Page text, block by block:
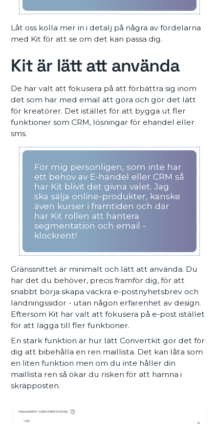
Låt oss kolla mer in i detalj på några av fördelarna
med Kit för att se om det kan passa dig.
Kit är lätt att använda
De har valt att fokusera på att förbättra sig inom
det som har med email att göra och gör det lätt
för kreatörer. Det istället för att bygga ut fler
funktioner som CRM, lösningar för ehandel eller
sms.
För mig personligen, som inte har
ett behov av E-handel eller CRM så
har Kit blivit det givna valet. Jag
ska sälja online-produkter, kanske
även kurser i framtiden och där
har Kit rollen att hantera
segmentation och email -
klockrent!
Gränssnittet är minimalt och lätt att använda. Du
har det du behöver, precis framför dig, för att
snabbt börja skapa vackra e-postnyhetsbrev och
landningssidor - utan någon erfarenhet av design.
Eftersom Kit har valt att fokusera på e-post istället
för att lägga till fler funktioner.
En stark funktion är hur lätt Convertkit gör det för
dig att bibehålla en ren maillista. Det kan låta som
en liten funktion men om du inte håller din
maillista ren så ökar du risken för att hamna i
skräpposten.